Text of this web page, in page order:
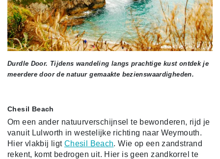
Durdle Door. Tijdens wandeling langs prachtige kust ontdek je
meerdere door de natuur gemaakte bezienswaardigheden.
Chesil Beach
Om een ander natuurverschijnsel te bewonderen, rijd je
vanuit Lulworth in westelijke richting naar Weymouth.
Hier vlakbij ligt Chesil Beach. Wie op een zandstrand
rekent, komt bedrogen uit. Hier is geen zandkorrel te